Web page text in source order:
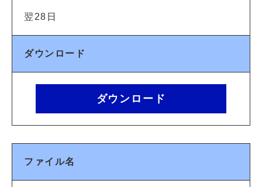
翌28日
ダウンロード
ダウンロード
ファイル名